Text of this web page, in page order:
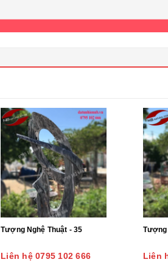
Tượng Nghệ Thuật - 35
Liên hệ 0795 102 666 Liên